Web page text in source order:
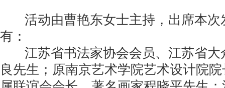
活动由曹艳东女士主持，出席本次
有：
江苏省书法家协会会员、江苏省大
良先生；原南京艺术学院艺术设计院